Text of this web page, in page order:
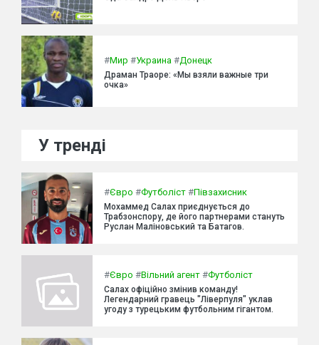
#Мир #Украина #Донецк
Драман Траоре: «Мы взяли важные три
очка»
У тренді
#Євро #Футболіст #Півзахисник
Мохаммед Салах приєднується до
Трабзонспору, де його партнерами стануть
Руслан Маліновський та Батагов.
#Євро #Вільний агент #Футболіст
Салах офіційно змінив команду!
Легендарний гравець "Ліверпуля" уклав
угоду з турецьким футбольним гігантом.